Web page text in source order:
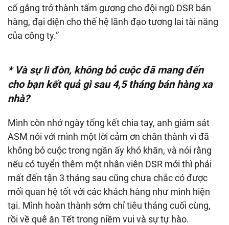
cố gắng trở thành tấm gương cho đội ngũ DSR bán
hàng, đại diện cho thế hệ lãnh đạo tương lai tài năng
của công ty.”
* Và sự lì đòn, không bỏ cuộc đã mang đến
cho bạn kết quả gì sau 4,5thángbán hàng xa
nhà?
Mình còn nhớ ngày tổng kết chia tay, anh giám sát
ASM nói với mình một lời cảm ơn chân thành vì đã
không bỏ cuộc trong ngần ấy khó khăn, và nói rằng
nếu có tuyển thêm một nhân viên DSR mới thì phải
mất đến tận 3 tháng sau cũng chưa chắc có được
mối quan hệ tốt với các khách hàng như mình hiện
tại. Mình hoàn thành sớm chỉ tiêu tháng cuối cùng,
rồi về quê ăn Tết trong niềm vui và sự tự hào.